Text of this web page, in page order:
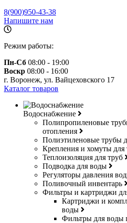
8(900)950-43-38
Напишите нам
Режим работы:
Пн-Сб 08:00 - 19:00
Воскр 08:00 - 16:00
г. Воронеж, ул. Вайцеховского 17
Каталог товаров
Водоснабжение
Полипропиленовые
отопления
Полиэтиленовые трубы
Крепления и хомуты для
Теплоизоляция для труб
Подводка для воды
Регуляторы давления
Поливочный инвентарь
Фильтры и картриджи
Картриджи и
воды
Фильтры для воды